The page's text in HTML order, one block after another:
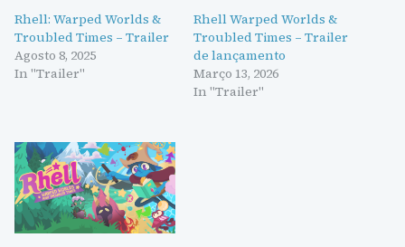
Rhell: Warped Worlds &
Troubled Times – Trailer
Agosto 8, 2025
In "Trailer"
Rhell Warped Worlds &
Troubled Times – Trailer
de lançamento
Março 13, 2026
In "Trailer"